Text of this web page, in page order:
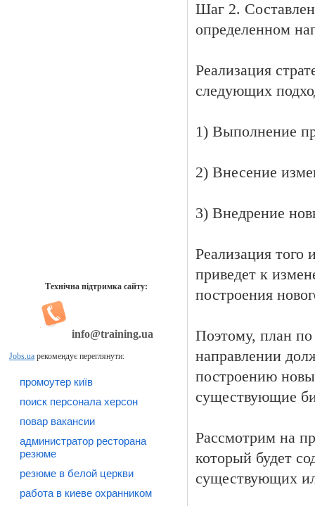
Технічна підтримка сайту:
info@training.ua
Jobs.ua рекомендує переглянути:
промоутер київ
поиск персонала херсон
повар вакансии
администратор ресторана
резюме
резюме в белой церкви
работа в киеве охранником
Шаг 2.
определенном
Реализация
следующих
1) Выполнение
2) Внесение
3) Внедрение
Реализация того
приведет к
построения
Поэтому, план по
направлении
построению
существующие
Рассмотрим на
который будет
существующих